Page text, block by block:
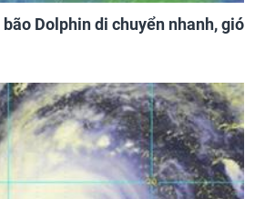
Dolphin di chuyển nhanh, gió